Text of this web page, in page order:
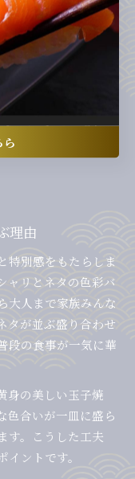
夫が満載です。こう
けでなく、見て楽し
ふれる時
理由
特別感をもたらしま
ャリとネタの色彩バ
大人まで家族みんな
タが並ぶ盛り合わせ
段の食事が一気に華
身の美しい玉子焼
色合いが一皿に盛ら
す。こうした工夫
ントです。